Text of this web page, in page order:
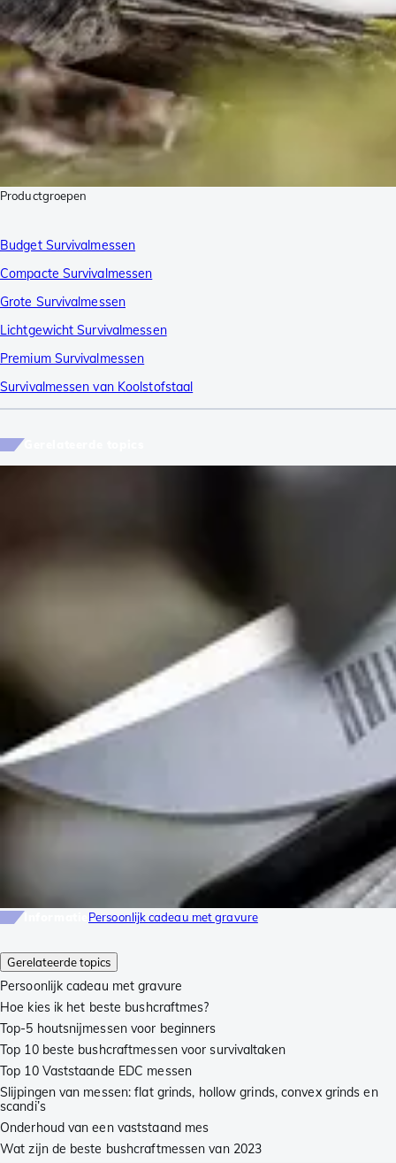
Gerelateerde topics
Persoonlijk cadeau met gravure
Hoe kies ik het beste bushcraftmes?
Top-5 houtsnijmessen voor beginners
Top 10 beste bushcraftmessen voor survivaltaken
Top 10 Vaststaande EDC messen
Slijpingen van messen: flat grinds, hollow grinds, convex grinds en
scandi’s
Onderhoud van een vaststaand mes
Wat zijn de beste bushcraftmessen van 2023
Productgroepen
Budget Survivalmessen
Compacte Survivalmessen
Grote Survivalmessen
Lichtgewicht Survivalmessen
Premium Survivalmessen
Survivalmessen van Koolstofstaal
Persoonlijk cadeau met gravure